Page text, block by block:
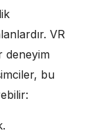
VR
deneyim
bu